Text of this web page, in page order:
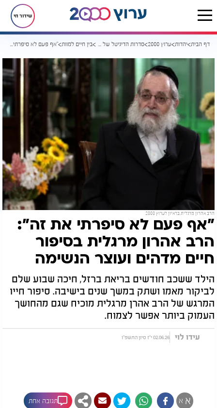
שידור חי
דף הבית יהדות ערוץ 2000 סדרות הדיגיטל של ערוץ 2000 בין חיים למוות "אף פעם לא סיפרתי את זה": הרב אהרון מרגלית בסיפור חיים מדהים ועוצר הנשימה
הרב אהרון מרגלית בראיון לערוץ 2000
"אף פעם לא סיפרתי את זה":
הרב אהרון מרגלית בסיפור
חיים מדהים ועוצר הנשימה
הילד ששכב חודשים בריאת ברזל, חיכה שבוע שלם
לביקור מאמו ושתק במשך שנים בישיבה. סיפור חייו
המרגש של הרב אהרן מרגלית מוכיח שגם מהחושך
העמוק ביותר אפשר לצמוח.
עידו לוי 02.06.26 י"ז סיון התשפ"ו
א א תגובה אחת